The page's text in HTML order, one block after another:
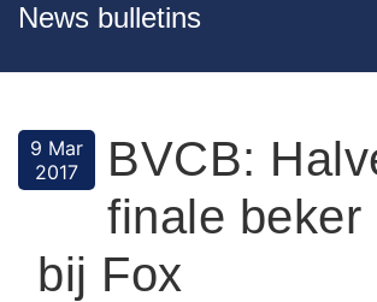
News bulletins
9 Mar
2017
BVCB:
finale beker
bij Fox
Company Profile
Contact